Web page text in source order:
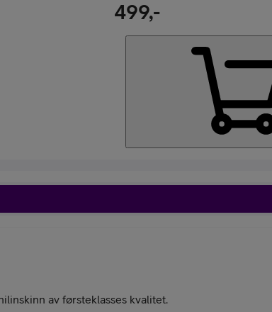
499,-
av førsteklasses kvalitet.